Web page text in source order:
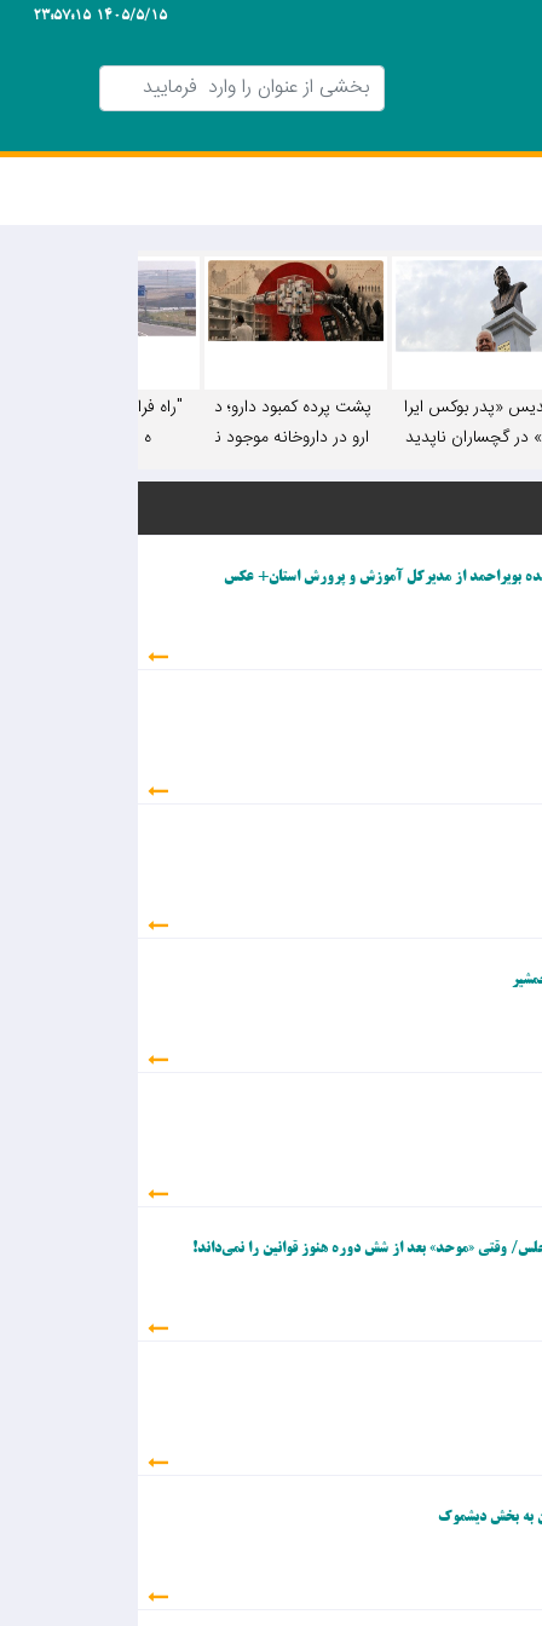
1405/5/15 23:57:15
«پدر بوکس ایرا
در گچساران ناپدید
پشت پرده کمبود دارو؛ د
ارو در داروخانه موجود ن
به ۶-۷ ماه رسیده اس
ت؟
"راه فرار" دشت روم یا را
ه فرار از قائده!
بویراحمد از مدیرکل آموزش و پرورش استان+ عکس
وقتی «موحد» بعد از شش دوره هنوز قوانین را نمی‌داند!
به بخش دیشموک